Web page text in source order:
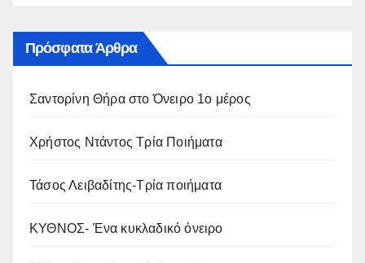
Πρόσφατα Άρθρα
Σαντορίνη Θήρα στο Όνειρο 1ο μέρος
Χρήστος Ντάντος Τρία Ποιήματα
Τάσος Λειβαδίτης-Τρία ποιήματα
ΚΥΘΝΟΣ- Ένα κυκλαδικό όνειρο